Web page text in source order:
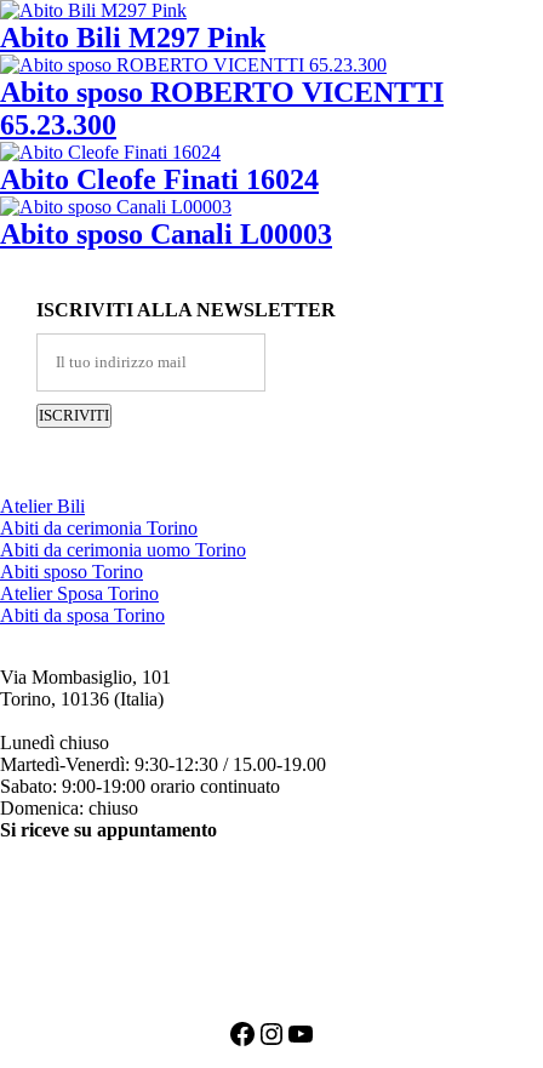
Abito Bili M297 Pink
Abito sposo ROBERTO VICENTTI
65.23.300
Abito Cleofe Finati 16024
Abito sposo Canali L00003
ISCRIVITI ALLA NEWSLETTER
Atelier Bili
Abiti da cerimonia Torino
Abiti da cerimonia uomo Torino
Abiti sposo Torino
Atelier Sposa Torino
Abiti da sposa Torino
Via Mombasiglio, 101
Torino, 10136 (Italia)
Lunedì chiuso
Martedì-Venerdì: 9:30-12:30 / 15.00-19.00
Sabato: 9:00-19:00 orario continuato
Domenica: chiuso
Si riceve su appuntamento
Facebook
Instagram
YouTube